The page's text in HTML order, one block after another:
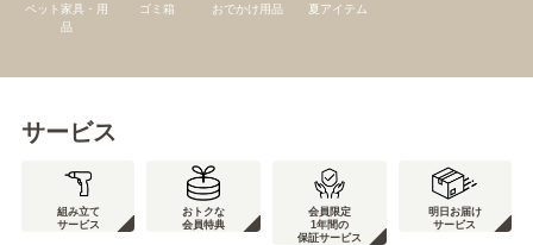
ペット家具・用
品
ゴミ箱 おでかけ用品 夏アイテム
サービス
組み立て
サービス
おトクな
会員特典
会員限定
1年間の
保証サービス
明日お届け
サービス